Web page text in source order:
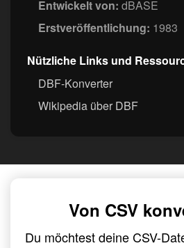
Entwickelt von: dBASE
Erstveröffentlichung: 1983
Nützliche Links und
DBF-Konverter
Wikipedia über DBF
Von CSV
Du möchtest deine CSV-